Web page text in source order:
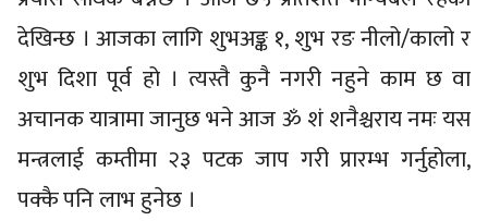
देखिन्छ । आजका लागि शुभअङ्क १, शुभ रङ नीलो/कालो र
शुभ दिशा पूर्व हो । त्यस्तै कुनै नगरी नहुने काम छ वा
अचानक यात्रामा जानुछ भने आज ॐ शं शनैश्चराय नमः यस
मन्त्रलाई कम्तीमा २३ पटक जाप गरी प्रारम्भ गर्नुहोला,
पक्कै पनि लाभ हुनेछ ।